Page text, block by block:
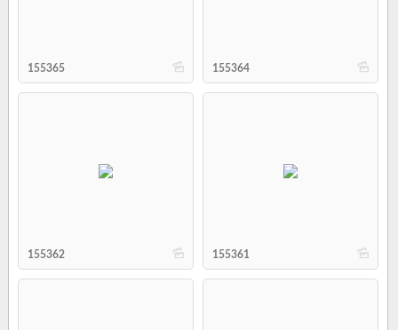
b
155365 b
155364
b
155362 b
155361